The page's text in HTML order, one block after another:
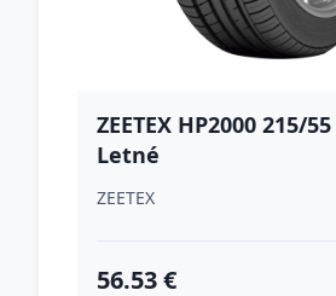
ZEETEX HP2000 215/
Letné
ZEETEX
56.53 €